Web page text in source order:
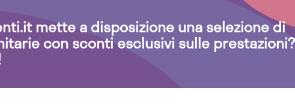
mette a disposizione una selezione di
con sconti esclusivi sulle prestazioni?